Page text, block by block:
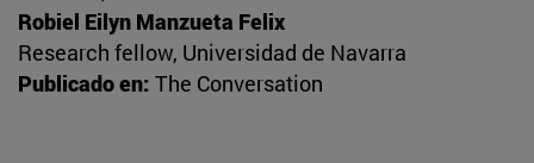
Robiel Eilyn Manzueta Felix
Research fellow, Universidad de Navarra
Publicado en: The Conversation